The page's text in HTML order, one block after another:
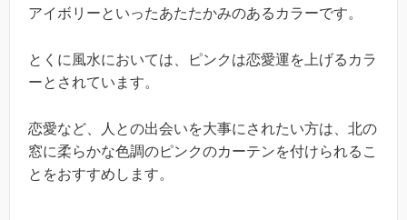
アイボリーといったあたたかみのあるカラーです。
とくに風水においては、ピンクは恋愛運を上げるカラ
ーとされています。
恋愛など、人との出会いを大事にされたい方は、北の
窓に柔らかな色調のピンクのカーテンを付けられるこ
とをおすすめします。